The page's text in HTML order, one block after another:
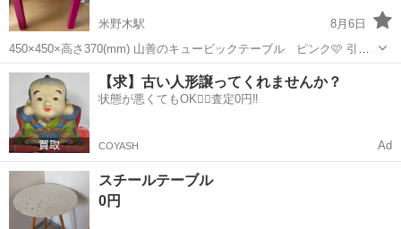
米野木駅
8月6日
450×450×高さ370(mm) 山善のキュービックテーブル ピンク🩷 引っ
越しのため、出品しました。 使用による色褪せ、汚れ有りです。
愛知 日進市 米野木駅 テーブル
【求】古い人形譲ってくれませんか？
状態が悪くてもOK🙆‍♀️査定0円‼️
COYASH Ad
スチールテーブル
0円